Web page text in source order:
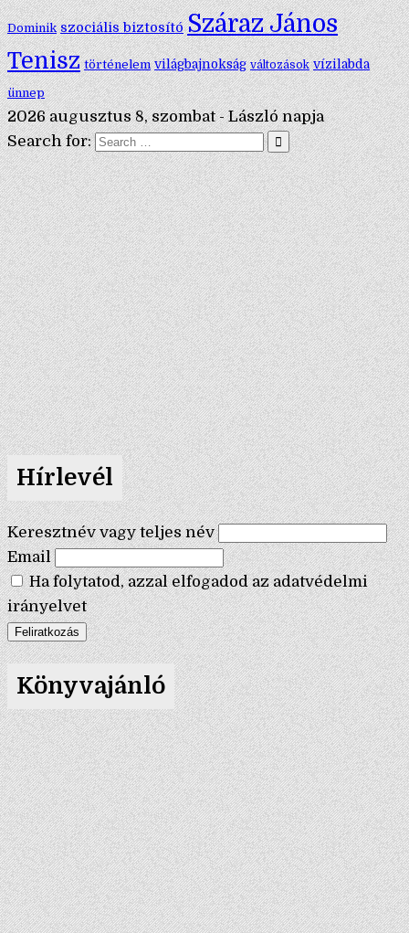
Dominik szociális biztosító Száraz János
Tenisz történelem világbajnokság változások vízilabda
ünnep
2026 augusztus 8, szombat - László napja
Search for:
Hírlevél
Keresztnév vagy teljes név
Email
Ha folytatod, azzal elfogadod az adatvédelmi
irányelvet
Könyvajánló